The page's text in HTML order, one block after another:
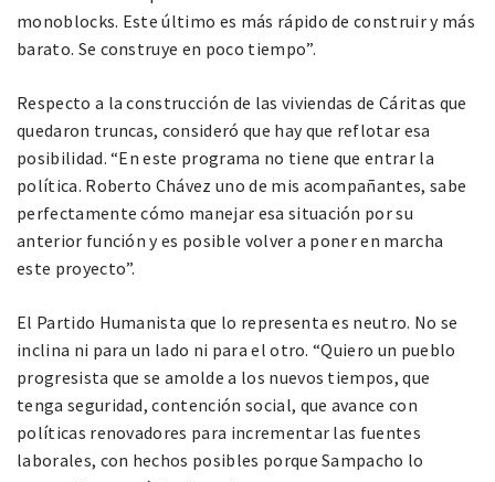
monoblocks. Este último es más rápido de construir y más
barato. Se construye en poco tiempo”.
Respecto a la construcción de las viviendas de Cáritas que
quedaron truncas, consideró que hay que reflotar esa
posibilidad. “En este programa no tiene que entrar la
política. Roberto Chávez uno de mis acompañantes, sabe
perfectamente cómo manejar esa situación por su
anterior función y es posible volver a poner en marcha
este proyecto”.
El Partido Humanista que lo representa es neutro. No se
inclina ni para un lado ni para el otro. “Quiero un pueblo
progresista que se amolde a los nuevos tiempos, que
tenga seguridad, contención social, que avance con
políticas renovadores para incrementar las fuentes
laborales, con hechos posibles porque Sampacho lo